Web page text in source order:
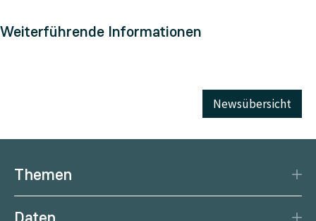
Weiterführende Informationen
Newsübersicht
Themen